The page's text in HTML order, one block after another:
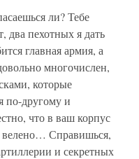
ли? Тебе
пехотных я дать
главная армия, а
многочислен,
которые
по-другому и
что в ваш корпус
велено… Справишься,
и секретных